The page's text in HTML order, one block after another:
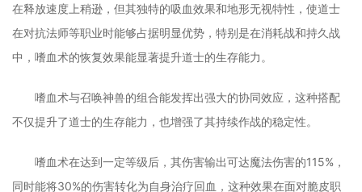
在释放速度上稍逊，但其独特的吸血效果和地形无视特性，使道士
在对抗法师等职业时能够占据明显优势，特别是在消耗战和持久战
中，嗜血术的恢复效果能显著提升道士的生存能力。
嗜血术与召唤神兽的组合能发挥出强大的协同效应，这种搭配
不仅提升了道士的生存能力，也增强了其持续作战的稳定性。
嗜血术在达到一定等级后，其伤害输出可达魔法伤害的115%，
同时能将30%的伤害转化为自身治疗回血，这种效果在面对脆皮职